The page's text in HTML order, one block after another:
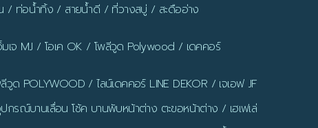
/ ท่อน้ำทิ้ง / สายน้ำดี / ที่วางสบู่ / สะดืออ่าง
เจ MJ / โอเค OK / โพลีวูด Polywood / เดคคอร์
ด POLYWOOD / ไลน์เดคคอร์ LINE DEKOR / เจเอฟ JF
ณ์บานเลื่อน โช้ค บานพับหน้าต่าง ตะขอหน้าต่าง / เฮเฟเล่